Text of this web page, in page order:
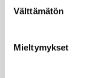
Evästeet >
valinta
Välttämätön
Mieltymykset